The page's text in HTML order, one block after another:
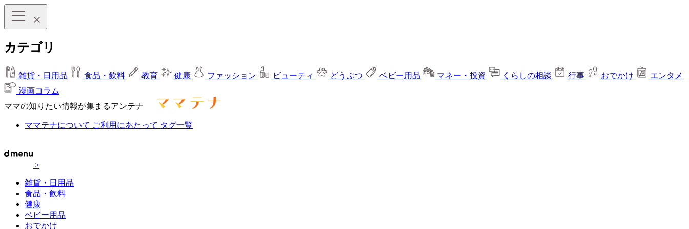
カテゴリ
雑貨・日用品 食品・飲料 教育 健康 ファッション ビューティ どうぶつ ベビー用品 マネー・投資 くらしの相談 行事 おでかけ
エンタメ
漫画コラム
ママの知りたい情報が集まるアンテナ
ママテナについて ご利用にあたって タグ一覧
>
雑貨・日用品
食品・飲料
健康
ベビー用品
おでかけ